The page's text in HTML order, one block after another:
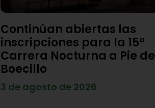
Continúan abiertas las
inscripciones para la 15ª
Carrera Nocturna a Pie de
Boecillo
3 de agosto de 2026